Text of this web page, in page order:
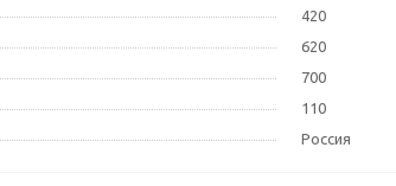
420
620
700
110
Россия